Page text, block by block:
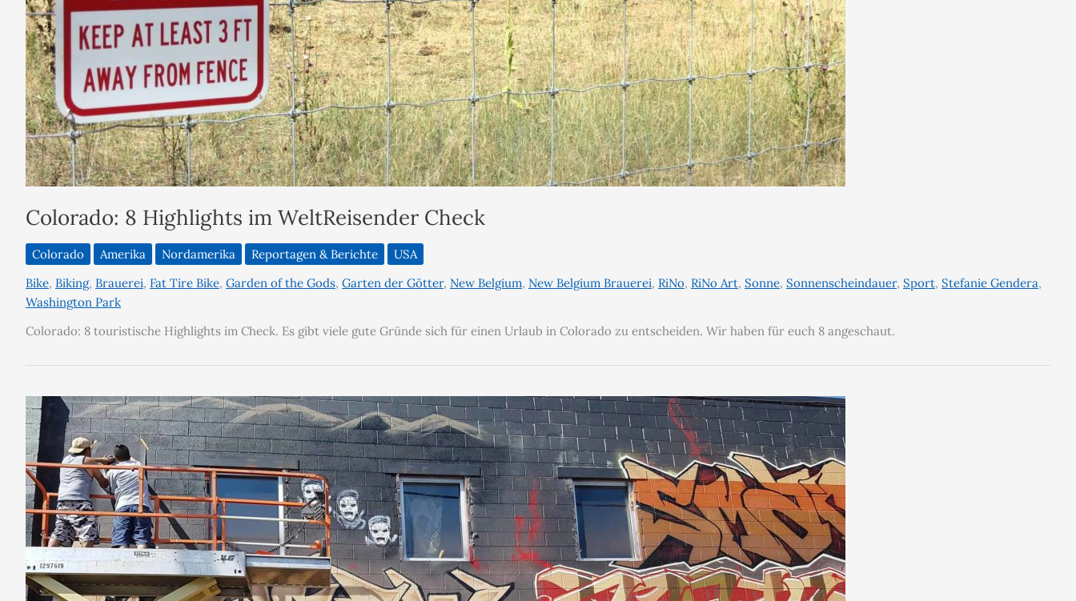
Colorado: 8 Highlights im WeltReisender Check
Colorado Amerika Nordamerika Reportagen & Berichte
USA
Bike, Biking, Brauerei, Fat Tire Bike, Garden of the Gods, Garten der Götter, New Belgium, New Belgium Brauerei, RiNo, RiNo Art, Sonne, Sonnenscheindauer, Sport, Stefanie Gendera,
Washington Park
Colorado: 8 touristische Highlights im Check. Es gibt viele gute Gründe sich für einen Urlaub in Colorado zu entscheiden. Wir haben für euch 8 angeschaut.